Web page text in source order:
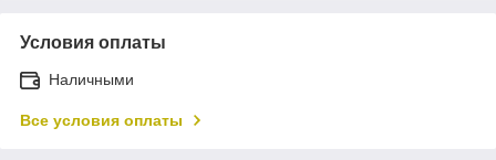
Условия оплаты
Наличными
Все условия оплаты